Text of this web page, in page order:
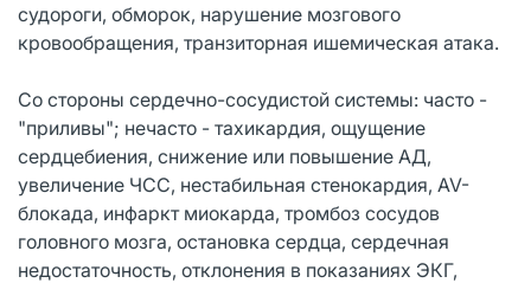
судороги, обморок, нарушение мозгового
кровообращения, транзиторная ишемическая атака.
Со стороны сердечно-сосудистой системы: часто -
"приливы"; нечасто - тахикардия, ощущение
сердцебиения, снижение или повышение АД,
увеличение ЧСС, нестабильная стенокардия, AV-
блокада, инфаркт миокарда, тромбоз сосудов
головного мозга, остановка сердца, сердечная
недостаточность, отклонения в показаниях ЭКГ,